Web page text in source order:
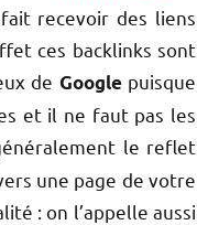
recevoir des liens
ces backlinks sont
de Googlepuisque
et il ne faut pas les
le reflet
une page de votre
: on l’appelle aussi